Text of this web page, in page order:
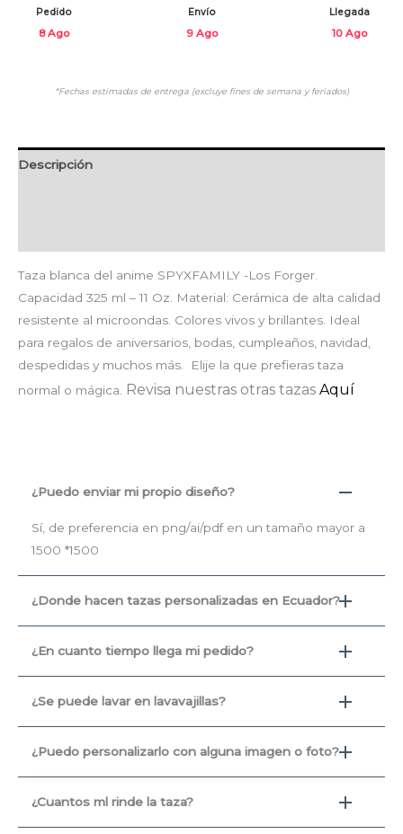
Pedido
8 Ago
Envío
9 Ago
Llegada
10 Ago
*Fechas estimadas de entrega (excluye fines de semana y feriados)
Descripción
Taza blanca del anime SPYXFAMILY -Los Forger.
Capacidad 325 ml – 11 Oz. Material: Cerámica de alta calidad
resistente al microondas. Colores vivos y brillantes. Ideal
para regalos de aniversarios, bodas, cumpleaños, navidad,
despedidas y muchos más. Elije la que prefieras taza
normal o mágica.
Revisa nuestras otras tazas Aquí
¿Puedo enviar mi propio diseño?
Sí, de preferencia en png/ai/pdf en un tamaño mayor a
1500 *1500
¿Donde hacen tazas personalizadas en Ecuador?
¿En cuanto tiempo llega mi pedido?
¿Se puede lavar en lavavajillas?
¿Puedo personalizarlo con alguna imagen o foto?
¿Cuantos ml rinde la taza?